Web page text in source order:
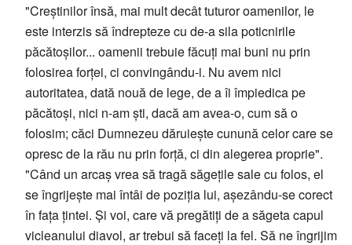
"Creștinilor însă, mai mult decât tuturor oamenilor, le
este interzis să îndrepteze cu de-a sila poticnirile
păcătoșilor... oamenii trebuie făcuți mai buni nu prin
folosirea forței, ci convingându-i. Nu avem nici
autoritatea, dată nouă de lege, de a îi împiedica pe
păcătoși, nici n-am ști, dacă am avea-o, cum să o
folosim; căci Dumnezeu dăruiește cunună celor care se
opresc de la rău nu prin forță, ci din alegerea proprie".
"Când un arcaș vrea să tragă săgețile sale cu folos, el
se îngrijește mai întâi de poziția lui, așezându-se corect
în fața țintei. Și voi, care vă pregătiți de a săgeta capul
vicleanului diavol, ar trebui să faceți la fel. Să ne îngrijim